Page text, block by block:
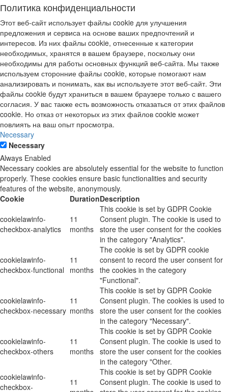
Политика конфиденциальности
Этот веб-сайт использует файлы cookie для улучшения
предложения и сервиса на основе ваших предпочтений и
интересов. Из них файлы cookie, отнесенные к категории
необходимых, хранятся в вашем браузере, поскольку они
необходимы для работы основных функций веб-сайта. Мы также
используем сторонние файлы cookie, которые помогают нам
анализировать и понимать, как вы используете этот веб-сайт. Эти
файлы cookie будут храниться в вашем браузере только с вашего
согласия. У вас также есть возможность отказаться от этих файлов
cookie. Но отказ от некоторых из этих файлов cookie может
повлиять на ваш опыт просмотра.
Necessary
Necessary
Always Enabled
Necessary cookies are absolutely essential for the website to function
properly. These cookies ensure basic functionalities and security
features of the website, anonymously.
Cookie
DurationDescription
cookielawinfo-
checkbox-analytics
11
months
This cookie is set by GDPR Cookie
Consent plugin. The cookie is used to
store the user consent for the cookies
in the category "Analytics".
cookielawinfo-
checkbox-functional
11
months
The cookie is set by GDPR cookie
consent to record the user consent for
the cookies in the category
"Functional".
cookielawinfo-
checkbox-necessary
11
months
This cookie is set by GDPR Cookie
Consent plugin. The cookies is used to
store the user consent for the cookies
in the category "Necessary".
cookielawinfo-
checkbox-others
11
months
This cookie is set by GDPR Cookie
Consent plugin. The cookie is used to
store the user consent for the cookies
in the category "Other.
cookielawinfo-
checkbox-
11
This cookie is set by GDPR Cookie
Consent plugin. The cookie is used to